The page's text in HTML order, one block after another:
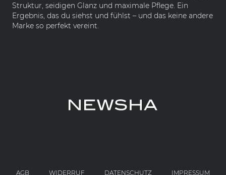
Struktur, seidigen Glanz und maximale Pflege. Ein
Ergebnis, das du siehst und fühlst – und das keine andere
Marke so perfekt vereint.
AGB WIDERRUF DATENSCHUTZ IMPRESSUM